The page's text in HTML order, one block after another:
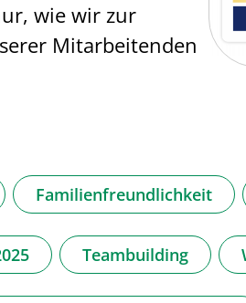
wie wir zur
Mitarbeitenden
Familienfreundlichkeit
Teambuilding